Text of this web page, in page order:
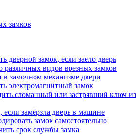
замков
дверной замок, если заело дверь
различных видов врезных замков
в замочном механизме двери
электромагнитный замок
сломанный или застрявший ключ из
если замёрзла дверь в машине
замок самостоятельно
срок службы замка